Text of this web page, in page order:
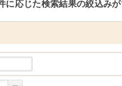
に応じた検索結果の絞込み